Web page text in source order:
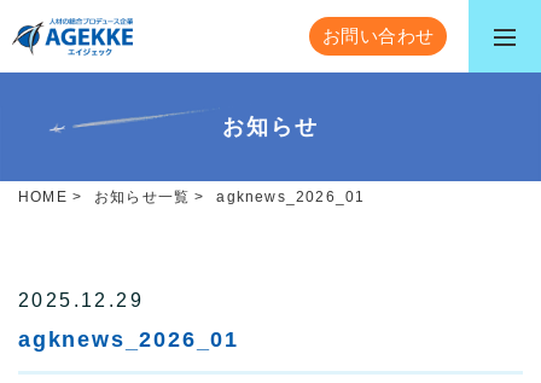
お問い合わせ
お知らせ
HOME > お知らせ一覧 > agknews_2026_01
2025.12.29
agknews_2026_01